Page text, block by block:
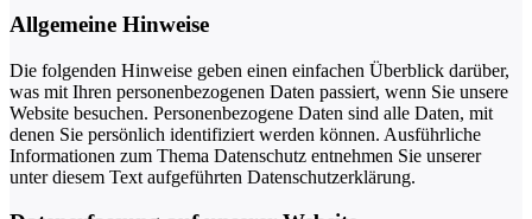
Allgemeine Hinweise
Die folgenden Hinweise geben einen einfachen Überblick darüber,
was mit Ihren personenbezogenen Daten passiert, wenn Sie unsere
Website besuchen. Personenbezogene Daten sind alle Daten, mit
denen Sie persönlich identifiziert werden können. Ausführliche
Informationen zum Thema Datenschutz entnehmen Sie unserer
unter diesem Text aufgeführten Datenschutzerklärung.